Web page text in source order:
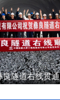
隧道右线贯通